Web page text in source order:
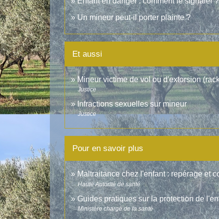
Un mineur peut-il porter plainte ?
Et aussi
Mineur victime de vol ou d'extorsion
Justice
Infractions sexuelles sur mineur
Justice
Pour en savoir plus
Maltraitance chez l'enfant : repérage et
Haute Autorité de santé
Guides pratiques sur la protection de
Ministère chargé de la santé